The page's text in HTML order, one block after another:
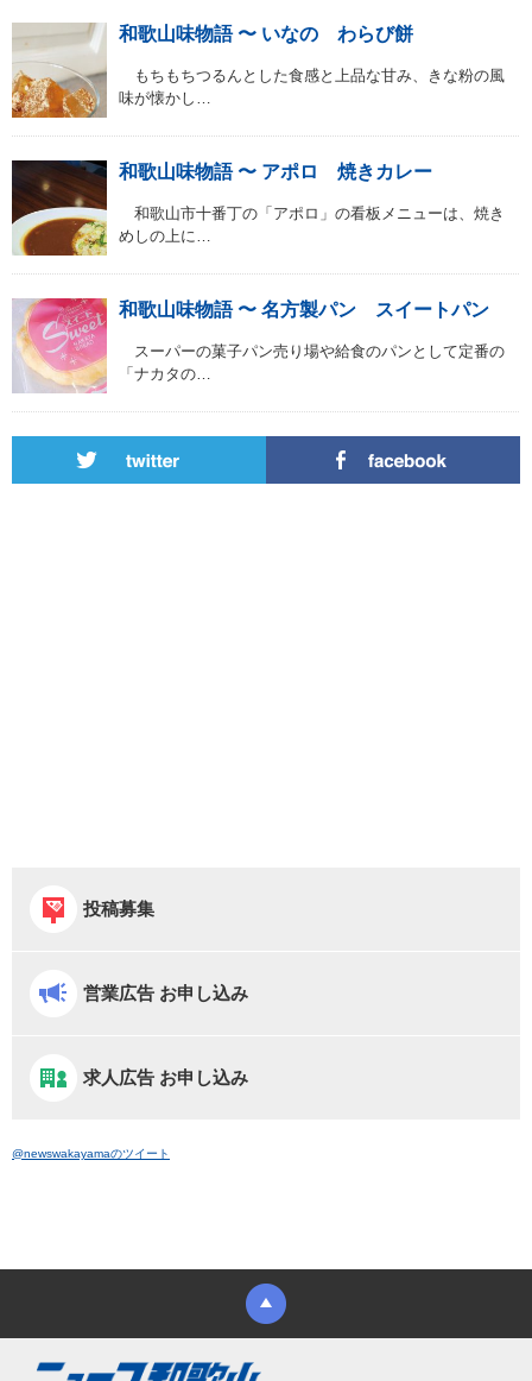
和歌山味物語 〜 いなの わらび餅
もちもちつるんとした食感と上品な甘み、きな粉の風
味が懐かし…
和歌山味物語 〜 アポロ 焼きカレー
和歌山市十番丁の「アポロ」の看板メニューは、焼き
めしの上に…
和歌山味物語 〜 名方製パン スイートパン
スーパーの菓子パン売り場や給食のパンとして定番の
「ナカタの…
投稿募集
営業広告 お申し込み
求人広告 お申し込み
@newswakayamaのツイート